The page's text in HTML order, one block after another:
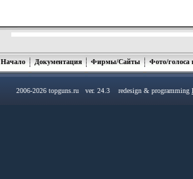
Начало Документация Фирмы/Сайты Фото/голоса
2006-2026 topguns.ru ver. 24.3 redesign & programming